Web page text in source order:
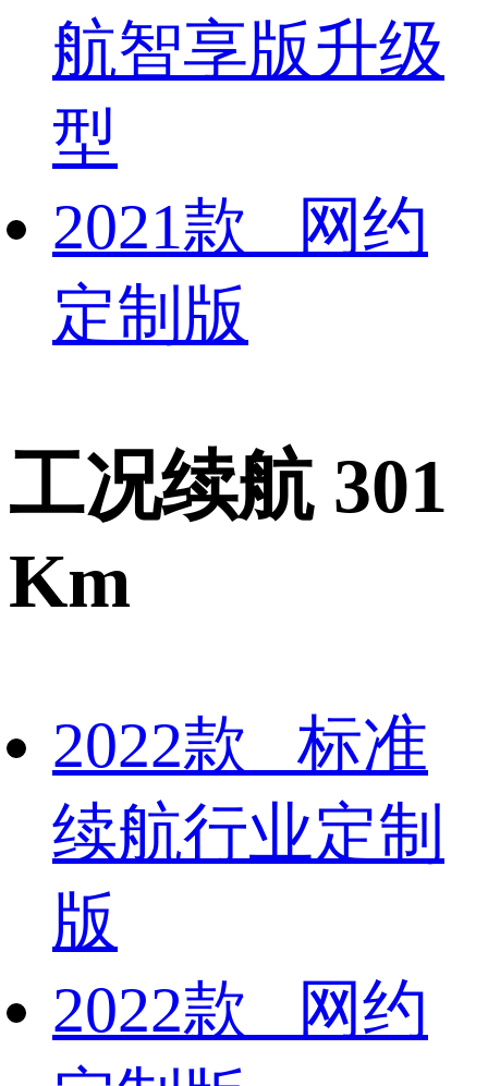
航智享版升级
型
2021款 网约
定制版
工况续航 301
Km
2022款 标准
续航行业定制
版
2022款 网约